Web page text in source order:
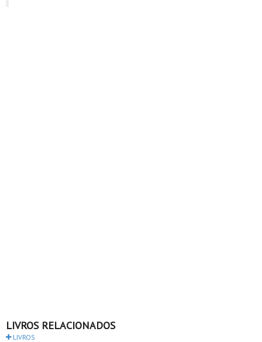
LIVROS RELACIONADOS
LIVROS